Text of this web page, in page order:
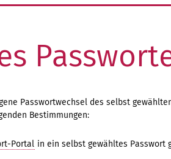
Passwortwechsel des selbst
Bestimmungen:
Portal in ein selbst gewähltes Passwort